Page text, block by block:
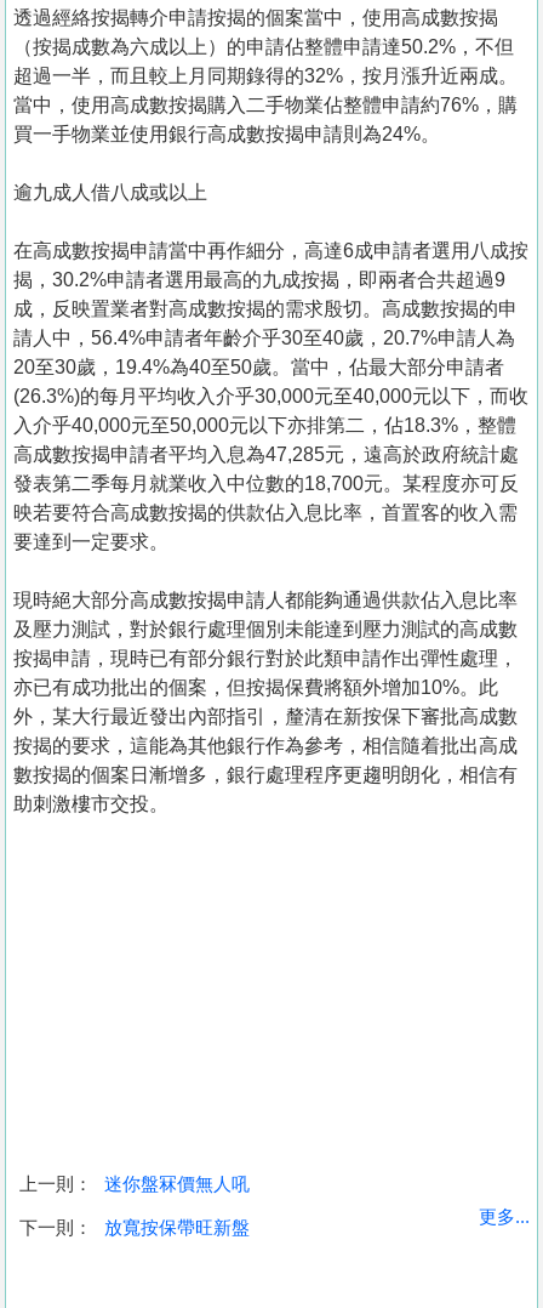
收
透過經絡按揭轉介申請按揭的個案當中，使用高成數按揭
（按揭成數為六成以上）的申請佔整體申請達50.2%，不但
超過一半，而且較上月同期錄得的32%，按月漲升近兩成。
當中，使用高成數按揭購入二手物業佔整體申請約76%，購
買一手物業並使用銀行高成數按揭申請則為24%。
逾九成人借八成或以上
在高成數按揭申請當中再作細分，高達6成申請者選用八成按
揭，30.2%申請者選用最高的九成按揭，即兩者合共超過9
成，反映置業者對高成數按揭的需求殷切。高成數按揭的申
請人中，56.4%申請者年齡介乎30至40歲，20.7%申請人為
20至30歲，19.4%為40至50歲。當中，佔最大部分申請者
(26.3%)的每月平均收入介乎30,000元至40,000元以下，而收
入介乎40,000元至50,000元以下亦排第二，佔18.3%，整體
高成數按揭申請者平均入息為47,285元，遠高於政府統計處
發表第二季每月就業收入中位數的18,700元。某程度亦可反
映若要符合高成數按揭的供款佔入息比率，首置客的收入需
要達到一定要求。
現時絕大部分高成數按揭申請人都能夠通過供款佔入息比率
及壓力測試，對於銀行處理個別未能達到壓力測試的高成數
按揭申請，現時已有部分銀行對於此類申請作出彈性處理，
亦已有成功批出的個案，但按揭保費將額外增加10%。此
外，某大行最近發出內部指引，釐清在新按保下審批高成數
按揭的要求，這能為其他銀行作為參考，相信隨着批出高成
數按揭的個案日漸增多，銀行處理程序更趨明朗化，相信有
助刺激樓市交投。
上一則： 迷你盤冧價無人吼
下一則： 放寬按保帶旺新盤
更多...